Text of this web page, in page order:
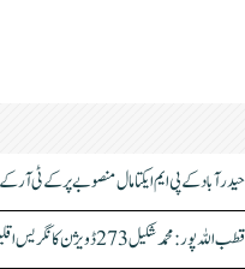
حیدرآباد کے پی ایم ایکتا مال منصوبے پر کے ٹی آر
قطب اللہ پور: محمد شکیل 273 ڈویژن کانگریس اقلیتی شعبہ کے صدر مقرر